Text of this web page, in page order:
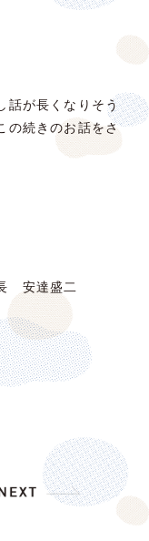
話が長くなりそう
の続きのお話をさ
安達盛二